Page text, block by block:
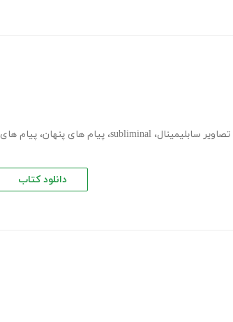
تصاویر سابلیمینال، subliminal، پیام های پنهان، پیام های
دانلود کتاب